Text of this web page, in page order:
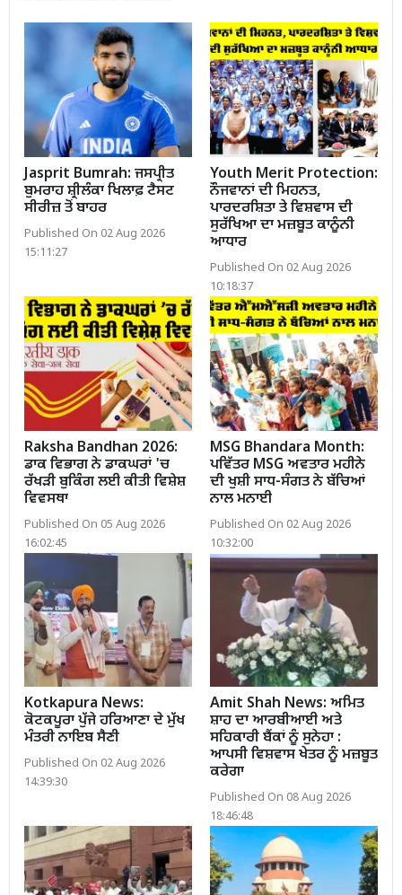
Jasprit Bumrah: ਜਸਪ੍ਰੀਤ
ਬੁਮਰਾਹ ਸ਼੍ਰੀਲੰਕਾ ਖਿਲਾਫ਼ ਟੈਸਟ
ਸੀਰੀਜ਼ ਤੋਂ ਬਾਹਰ
Published On 02 Aug 2026
15:11:27
Youth Merit Protection:
ਨੌਜਵਾਨਾਂ ਦੀ ਮਿਹਨਤ,
ਪਾਰਦਰਸ਼ਿਤਾ ਤੇ ਵਿਸ਼ਵਾਸ ਦੀ
ਸੁਰੱਖਿਆ ਦਾ ਮਜ਼ਬੂਤ ਕਾਨੂੰਨੀ
ਆਧਾਰ
Published On 02 Aug 2026
10:18:37
Raksha Bandhan 2026:
ਡਾਕ ਵਿਭਾਗ ਨੇ ਡਾਕਘਰਾਂ 'ਚ
ਰੱਖੜੀ ਬੁਕਿੰਗ ਲਈ ਕੀਤੀ ਵਿਸ਼ੇਸ਼
ਵਿਵਸਥਾ
Published On 05 Aug 2026
16:02:45
MSG Bhandara Month:
ਪਵਿੱਤਰ MSG ਅਵਤਾਰ ਮਹੀਨੇ
ਦੀ ਖੁਸ਼ੀ ਸਾਧ-ਸੰਗਤ ਨੇ ਬੱਚਿਆਂ
ਨਾਲ ਮਨਾਈ
Published On 02 Aug 2026
10:32:00
Kotkapura News:
ਕੋਟਕਪੂਰਾ ਪੁੱਜੇ ਹਰਿਆਣਾ ਦੇ ਮੁੱਖ
ਮੰਤਰੀ ਨਾਇਬ ਸੈਣੀ
Published On 02 Aug 2026
14:39:30
Amit Shah News: ਅਮਿਤ
ਸ਼ਾਹ ਦਾ ਆਰਬੀਆਈ ਅਤੇ
ਸਹਿਕਾਰੀ ਬੈਂਕਾਂ ਨੂੰ ਸੁਨੇਹਾ :
ਆਪਸੀ ਵਿਸ਼ਵਾਸ ਖੇਤਰ ਨੂੰ ਮਜ਼ਬੂਤ
ਕਰੇਗਾ
Published On 08 Aug 2026
18:46:48